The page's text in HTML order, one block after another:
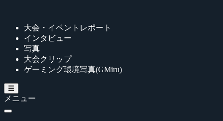
大会・イベントレポート
インタビュー
写真
大会クリップ
ゲーミング環境写真(GMiru)
メニュー